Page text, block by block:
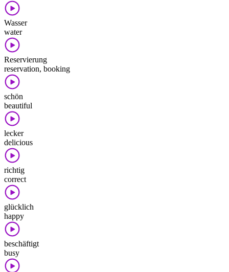
Wasser
water
Reservierung
reservation, booking
schön
beautiful
lecker
delicious
richtig
correct
glücklich
happy
beschäftigt
busy